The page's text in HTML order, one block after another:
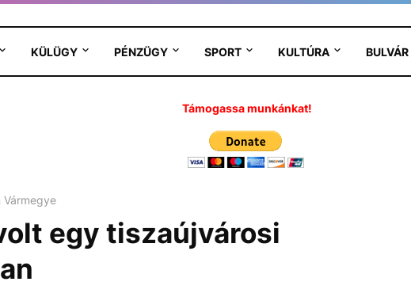
KÜLÜGY PÉNZÜGY SPORT KULTÚRA BULVÁR
Támogassa munkánkat!
egy tiszaújvárosi